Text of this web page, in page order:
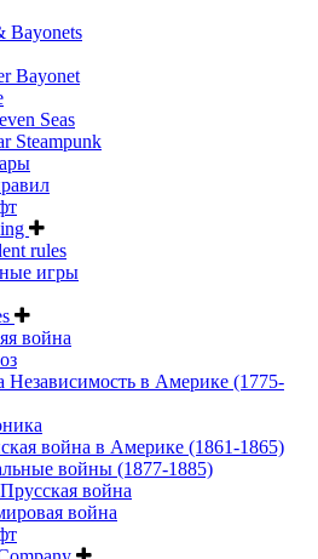
Bayonets
Bayonet
Seas
Steampunk
rules
игры
война
Независимость в Америке (1775-
война в Америке (1861-1865)
войны (1877-1885)
война
война